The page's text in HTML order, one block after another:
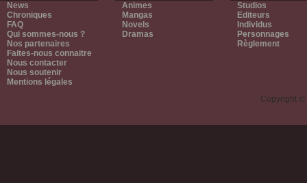
News
Chroniques
FAQ
Qui sommes-nous ?
Nos partenaires
Faites-nous connaitre
Nous contacter
Nous soutenir
Mentions légales
Animes
Mangas
Novels
Dramas
Studios
Editeurs
Individus
Personnages
Règlement
Copyright ©